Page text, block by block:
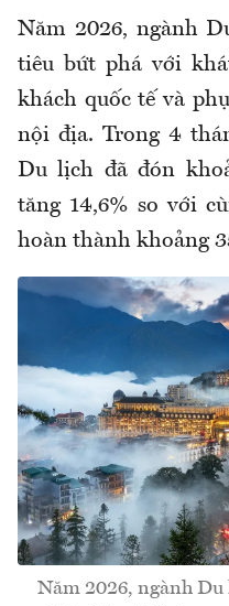
Năm 2026, ngành
tiêu bứt phá với
khách quốc tế và
nội địa. Trong 4
Du lịch đã đón
tăng 14,6% so với
hoàn thành khoảng
Năm 2026, ngành